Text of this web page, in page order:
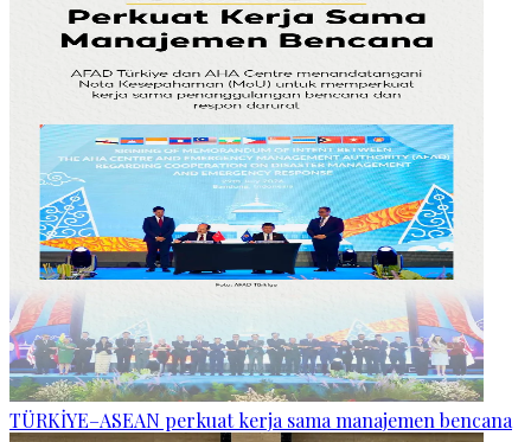
TÜRKİYE–ASEAN perkuat kerja sama manajemen bencana